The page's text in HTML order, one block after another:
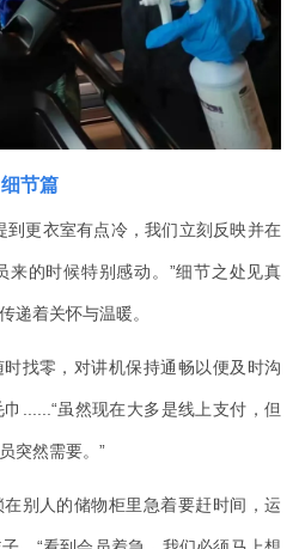
节篇
到更衣室有点冷，我们立刻反映并在
来的时候特别感动。”细节之处见真
递着关怀与温暖。
找零，对讲机保持通畅以便及时沟
......“虽然现在大多是线上支付，但
突然需要。”
别人的储物柜里急着要赶时间，运